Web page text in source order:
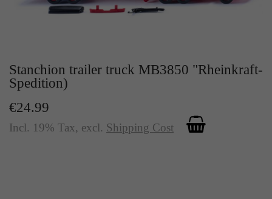
Stanchion trailer truck MB3850 "Rheinkraft-
Spedition)
€24.99
Incl. 19% Tax, excl. Shipping Cost